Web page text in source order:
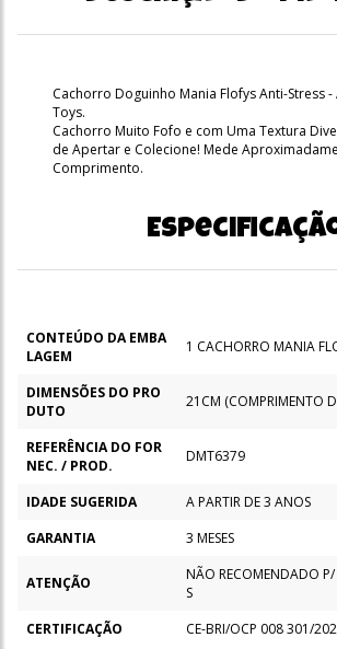
Cachorro Doguinho Mania Flofys Anti-Stress -
Toys.
Cachorro Muito Fofo e com Uma Textura
de Apertar e Colecione! Mede
Comprimento.
CONTEÚDO DA EMBA
LAGEM
1 CACHORRO MANIA
DIMENSÕES DO PRO
DUTO
21CM (COMPRIMENTO
REFERÊNCIA DO FOR
NEC. / PROD.
DMT6379
IDADE SUGERIDA
A PARTIR DE 3 ANOS
GARANTIA
3 MESES
ATENÇÃO
NÃO RECOMENDADO
S
CERTIFICAÇÃO
CE-BRI/OCP 008 301/